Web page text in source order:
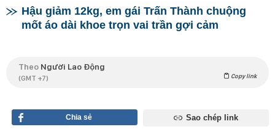
Hậu giảm 12kg, em gái Trấn Thành chuộng
mốt áo dài khoe trọn vai trần gợi cảm
Theo Người Lao Động
(GMT +7) Copy link
Chia sẻ Sao chép link